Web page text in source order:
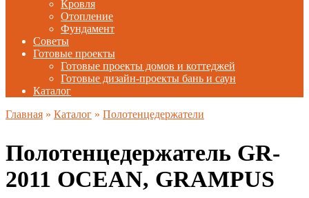
Кровля
Отопление
Фундамент
Советы
Готовые проекты
Готовые проекты домов и коттеджей
Готовые дизайн-проекты бань и саун
Каталог
Главная » Каталог » Полотенцедержатели
Полотенцедержатель GR-
2011 OCEAN, GRAMPUS